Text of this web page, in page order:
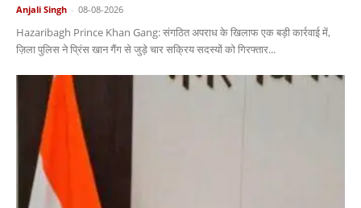
Anjali Singh - 08-08-2026
Hazaribagh Prince Khan Gang: संगठित अपराध के खिलाफ एक बड़ी कार्रवाई में,
ज़िला पुलिस ने प्रिंस खान गैंग से जुड़े चार सक्रिय सदस्यों को गिरफ्तार...